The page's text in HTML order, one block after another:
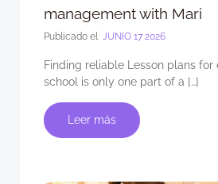
management with Mari
Publicado el JUNIO 17 2026
Finding reliable Lesson plans for
school is only one part of a […]
Leer más